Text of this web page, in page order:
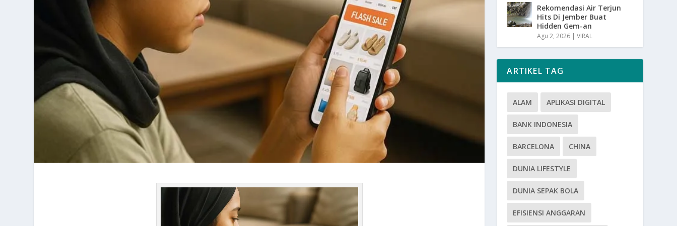
Rekomendasi Air Terjun
Hits Di Jember Buat
Hidden Gem-an
Agu 2, 2026 |VIRAL
ARTIKEL TAG
ALAM APLIKASI DIGITAL
BANK INDONESIA
BARCELONA CHINA
DUNIA LIFESTYLE
DUNIA SEPAK BOLA
EFISIENSI ANGGARAN